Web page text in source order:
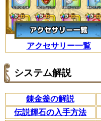
アクセサリー一覧
システム解説
錬金釜の解説
伝説輝石の入手方法